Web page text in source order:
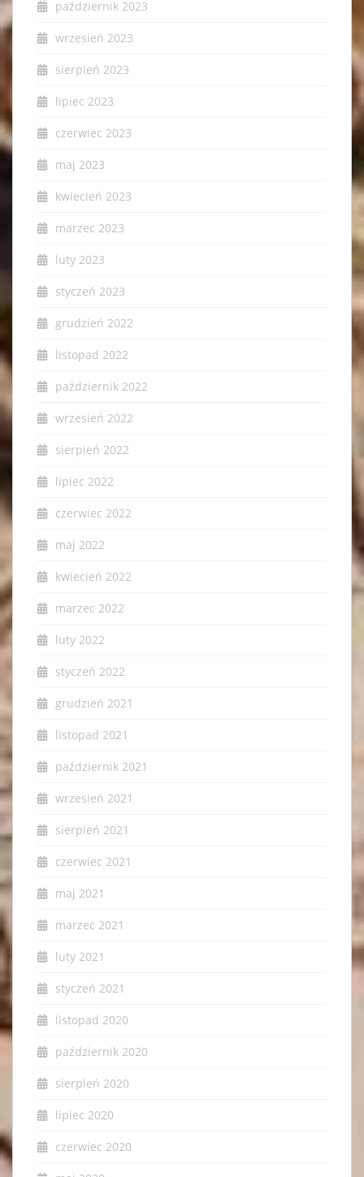
październik 2023
wrzesień 2023
sierpień 2023
lipiec 2023
czerwiec 2023
maj 2023
kwiecień 2023
marzec 2023
luty 2023
styczeń 2023
grudzień 2022
listopad 2022
październik 2022
wrzesień 2022
sierpień 2022
lipiec 2022
czerwiec 2022
maj 2022
kwiecień 2022
marzec 2022
luty 2022
styczeń 2022
grudzień 2021
listopad 2021
październik 2021
wrzesień 2021
sierpień 2021
czerwiec 2021
maj 2021
marzec 2021
luty 2021
styczeń 2021
listopad 2020
październik 2020
sierpień 2020
lipiec 2020
czerwiec 2020